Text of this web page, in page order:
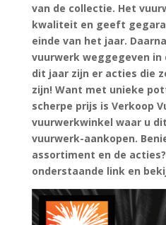
van de collectie. Het
kwaliteit en geeft
einde van het jaar.
vuurwerk weggegeven in
dit jaar zijn er acties die
zijn! Want met unieke
scherpe prijs is Verkoop
vuurwerkwinkel waar u
vuurwerk-aankopen.
assortiment en de
onderstaande link en